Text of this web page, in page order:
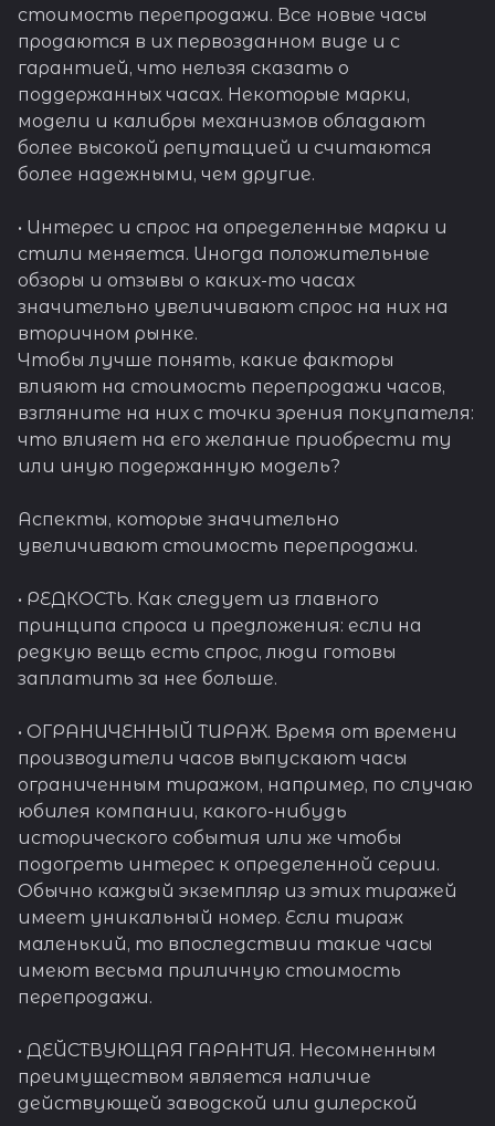
стоимость перепродажи. Все новые часы
продаются в их первозданном виде и с
гарантией, что нельзя сказать о
поддержанных часах. Некоторые марки,
модели и калибры механизмов обладают
более высокой репутацией и считаются
более надежными, чем другие.
• Интерес и спрос на определенные марки и
стили меняется. Иногда положительные
обзоры и отзывы о каких-то часах
значительно увеличивают спрос на них на
вторичном рынке.
Чтобы лучше понять, какие факторы
влияют на стоимость перепродажи часов,
взгляните на них с точки зрения покупателя:
что влияет на его желание приобрести ту
или иную подержанную модель?
Аспекты, которые значительно
увеличивают стоимость перепродажи.
• РЕДКОСТЬ. Как следует из главного
принципа спроса и предложения: если на
редкую вещь есть спрос, люди готовы
заплатить за нее больше.
• ОГРАНИЧЕННЫЙ ТИРАЖ. Время от времени
производители часов выпускают часы
ограниченным тиражом, например, по случаю
юбилея компании, какого-нибудь
исторического события или же чтобы
подогреть интерес к определенной серии.
Обычно каждый экземпляр из этих тиражей
имеет уникальный номер. Если тираж
маленький, то впоследствии такие часы
имеют весьма приличную стоимость
перепродажи.
• ДЕЙСТВУЮЩАЯ ГАРАНТИЯ. Несомненным
преимуществом является наличие
действующей заводской или дилерской